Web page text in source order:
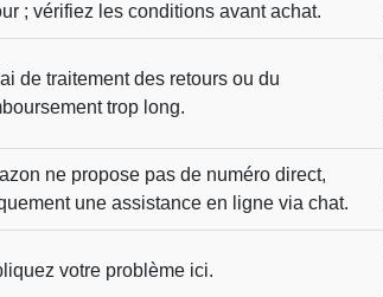
; vérifiez les conditions avant achat.
de traitement des retours ou du
trop long.
ne propose pas de numéro direct,
une assistance en ligne via chat.
votre problème ici.